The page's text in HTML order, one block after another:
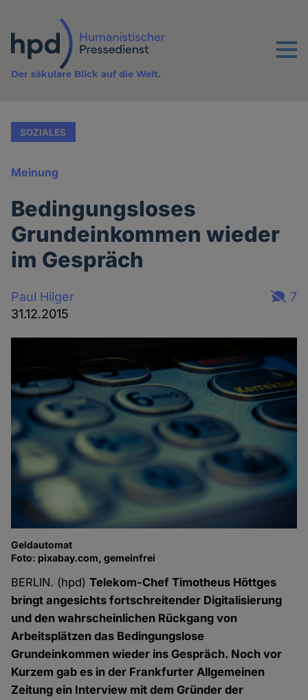
Inhalt
Menu
Der säkulare Blick auf die Welt.
SOZIALES
Meinung
Bedingungsloses
Grundeinkommen wieder
im Gespräch
Paul Hilger
31.12.2015
7
Geldautomat
Foto: pixabay.com, gemeinfrei
BERLIN. (hpd)Telekom-Chef Timotheus Höttges
bringt angesichts fortschreitender Digitalisierung
und den wahrscheinlichen Rückgang von
Arbeitsplätzen das Bedingungslose
Grundeinkommen wieder ins Gespräch. Noch vor
Kurzem gab es in der Frankfurter Allgemeinen
Zeitung ein Interview mit dem Gründer der